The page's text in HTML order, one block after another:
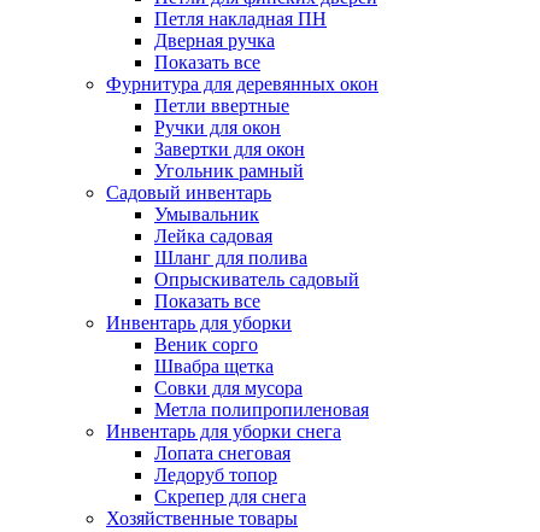
Петля накладная ПН
Дверная ручка
Показать все
Фурнитура для деревянных окон
Петли ввертные
Ручки для окон
Завертки для окон
Угольник рамный
Садовый инвентарь
Умывальник
Лейка садовая
Шланг для полива
Опрыскиватель садовый
Показать все
Инвентарь для уборки
Веник сорго
Швабра щетка
Совки для мусора
Метла полипропиленовая
Инвентарь для уборки снега
Лопата снеговая
Ледоруб топор
Скрепер для снега
Хозяйственные товары